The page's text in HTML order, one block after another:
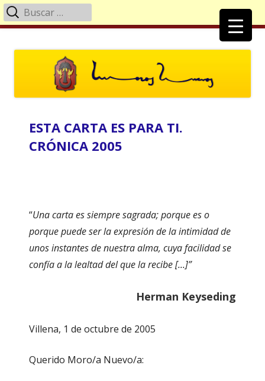
Menú
Buscar:
ESTA CARTA ES PARA TI.
CRÓNICA 2005
“Una carta es siempre sagrada; porque es o
porque puede ser la expresión de la intimidad de
unos instantes de nuestra alma, cuya facilidad se
confía a la lealtad del que la recibe [...]”
Herman Keyseding
Villena, 1 de octubre de 2005
Querido Moro/a Nuevo/a: